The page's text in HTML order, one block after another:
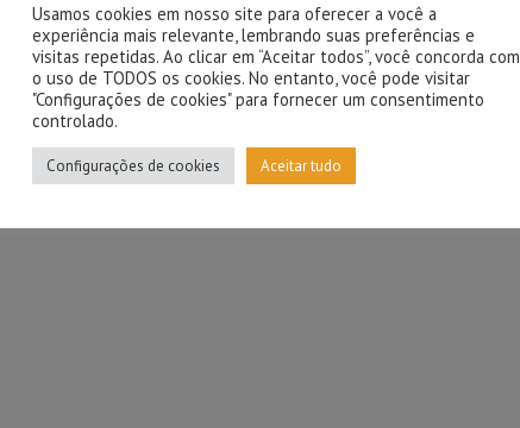
Usamos cookies em nosso site para oferecer a você a
experiência mais relevante, lembrando suas preferências e
visitas repetidas. Ao clicar em “Aceitar todos”, você concorda com
o uso de TODOS os cookies. No entanto, você pode visitar
"Configurações de cookies" para fornecer um consentimento
controlado.
Configurações de cookies Aceitar tudo